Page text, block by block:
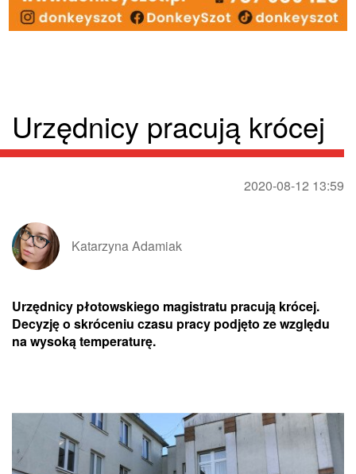
Urzędnicy pracują krócej
2020-08-12 13:59
Katarzyna Adamiak
Urzędnicy płotowskiego magistratu pracują krócej.
Decyzję o skróceniu czasu pracy podjęto ze względu
na wysoką temperaturę.